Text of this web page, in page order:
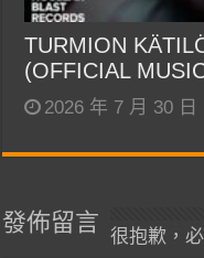
TURMION
(OFFICIAL
2026 年 7 月 30 日
發佈留言
很抱歉，